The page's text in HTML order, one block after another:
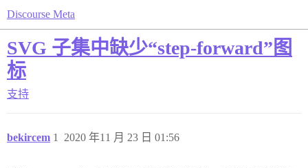
Discourse Meta
SVG 子集中缺少“step-forward”图
标
支持
bekircem 2020 年11 月 23 日 01:56
1